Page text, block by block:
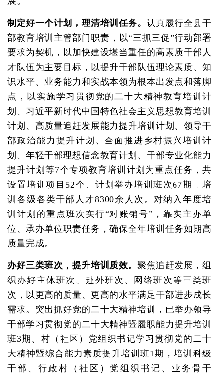
制定好一个计划，理清培训任务。 认真履行全县干
部教育培训主管部门职责，以“三抓三促”行动部署
要求为契机，以加快建设堪当重任的高素质干部人
才队伍为主要目标，以提升干部队伍理论素质、知
识水平、业务能力和实战本领为根本出发点和落脚
点，以实施学习贯彻党的二十大精神教育培训计
划、习近平新时代中国特色社会主义思想教育培训
计划、高质量追赶发展能力提升培训计划、领导干
部政治能力提升计划、全面推进乡村振兴培训计
划、年轻干部理想信念教育计划、干部专业化能力
提升计划等7个专项教育培训计划为重点任务，共
设置培训项目52个、计划举办培训班次67期，培
训各级各类干部人才8300余人次。对纳入年度培
训计划的重点班次实行“对账销号”，靠实主办单
位、承办单位职责任务，确保全年培训任务如期高
质量完成。
办好三类班次，提升培训质效。 聚焦追赶发展，组
织办好主体班次、赴外班次、网络班次等三类班
次，以更高的质量、更高的水平满足干部进步成长
需求。突出抓好党的二十大精神培训，已举办领导
干部学习贯彻党的二十大精神暨履职能力提升培训
班3期、村（社区）党组织书记学习贯彻党的二十
大精神暨综合能力素质提升培训班1期，培训科级
干部、行政村（社区）党组织书记、业务骨干